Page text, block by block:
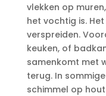
vlekken op
het vochtig is.​
verspreiden.​
keuken, of
samenkomt met
terug.​ In
schimmel op hout